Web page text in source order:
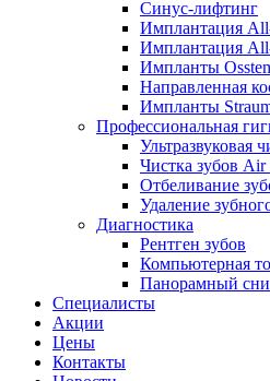
Синус-лифтинг
Имплантация
Имплантация
Импланты
Направленная
Импланты
Профессиональная
Ультразвуковая
Чистка зубов
Отбеливание
Удаление
Диагностика
Рентген зубов
Компьютерная
Панорамный
Специалисты
Акции
Цены
Контакты